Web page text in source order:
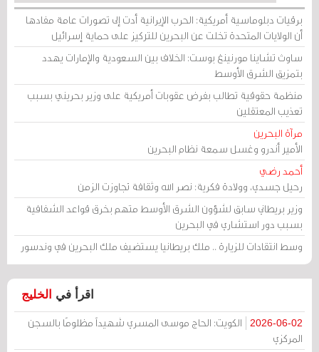
برقيات دبلوماسية أمريكية: الحرب الإيرانية أدت إلى تصورات عامة مفادها
أن الولايات المتحدة تخلت عن البحرين للتركيز على حماية إسرائيل
ساوث تشاينا مورنينغ بوست: الخلاف بين السعودية والإمارات يهدد
بتمزيق الشرق الأوسط
منظمة حقوقية تطالب بفرض عقوبات أمريكية على وزير بحريني بسبب
تعذيب المعتقلين
مرآة البحرين
الأمير أندرو وغسل سمعة نظام البحرين
أحمد رضي
رحيل جسدي، وولادة فكرية: نصر الله وثقافة تجاوزت الزمن
وزير بريطاني سابق لشؤون الشرق الأوسط متهم بخرق قواعد الشفافية
بسبب دور استشاري في البحرين
وسط انتقادات للزيارة .. ملك بريطانيا يستضيف ملك البحرين في وندسور
اقرأ في الخليج
2026-06-02
الكويت: الحاج موسى المسري شهيداً مظلومًا بالسجن
المركزي